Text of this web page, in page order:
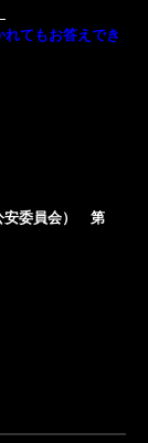
てもお答えでき
安委員会） 第